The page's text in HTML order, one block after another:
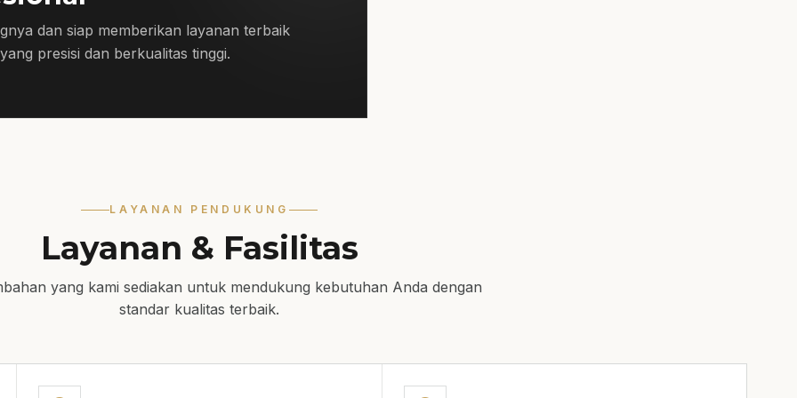
utama.
dan siap memberikan layanan terbaik
presisi dan berkualitas tinggi.
LAYANAN PENDUKUNG
Layanan & Fasilitas
yang kami sediakan untuk mendukung kebutuhan Anda dengan
standar kualitas terbaik.